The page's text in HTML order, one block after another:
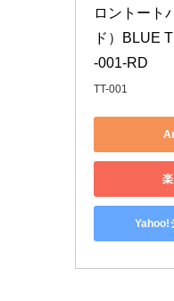
ロントート
ド）BLUE
-001-RD
TT-001
Yahoo!